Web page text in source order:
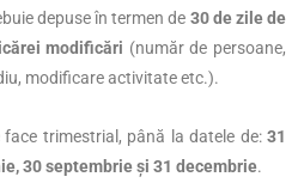
depuse în termen de 30 de zile de
modificări (număr de persoane,
modificare activitate etc.).
face trimestrial, până la datele de: 31
30 septembrie și 31 decembrie.